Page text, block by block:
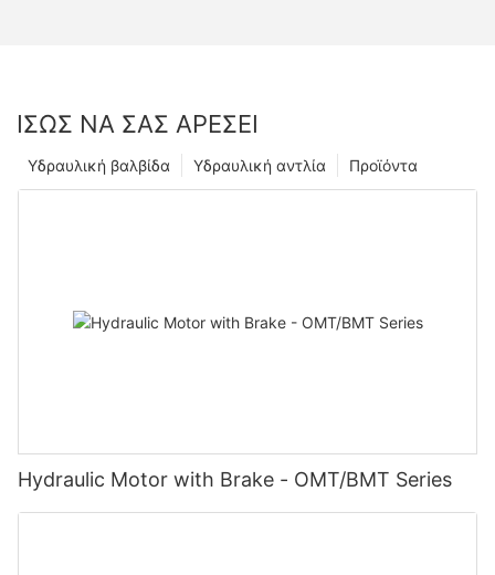
ΊΣΩΣ ΝΑ ΣΑΣ ΑΡΈΣΕΙ
Προϊόντα
Υδραυλική αντλία
Υδραυλική βαλβίδα
Hydraulic Motor with Brake - OMT/BMT Series